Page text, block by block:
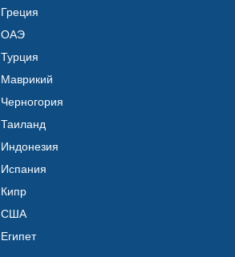
Греция
ОАЭ
Турция
Маврикий
Черногория
Таиланд
Индонезия
Испания
Кипр
США
Египет